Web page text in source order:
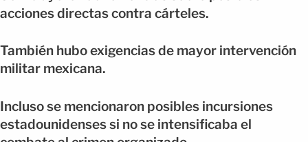
acciones directas contra cárteles.
También hubo exigencias de mayor intervención
militar mexicana.
Incluso se mencionaron posibles incursiones
estadounidenses si no se intensificaba el